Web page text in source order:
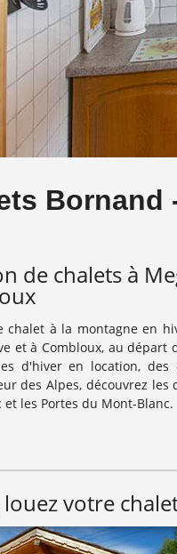
Bornand
de chalets à
chalet à la montagne en
et à Combloux, au départ
d'hiver en location, des
des Alpes, découvrez les
et les Portes du Mont-Blanc.
louez votre